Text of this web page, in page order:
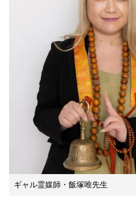
ギャル霊媒師・飯塚唯先生